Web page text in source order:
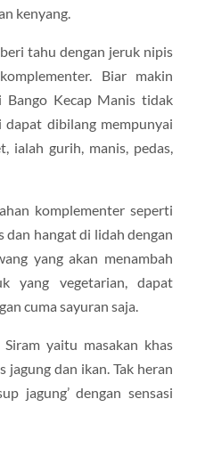
kenyang.
tahu dengan jeruk nipis
Biar makin
Bango Kecap Manis tidak
dapat dibilang mempunyai
ialah gurih, manis, pedas,
komplementer seperti
dan hangat di lidah dengan
yang akan menambah
yang vegetarian, dapat
cuma sayuran saja.
yaitu masakan khas
dan ikan. Tak heran
jagung’ dengan sensasi